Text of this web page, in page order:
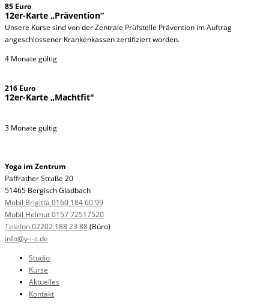
85 Euro
12er-Karte „Prävention“
Unsere Kurse sind von der Zentrale Prüfstelle Prävention im Auftrag
angeschlossener Krankenkassen zertifiziert worden.
4 Monate gültig
216 Euro
12er-Karte „Machtfit"
3 Monate gültig
Yoga im Zentrum
Paffrather Straße 20
51465 Bergisch Gladbach
Mobil Brigitta 0160 184 60 99
Mobil Helmut 0157 72517520
Telefon 02202 188 23 88(Büro)
info@y-i-z.de
Studio
Kurse
Aktuelles
Kontakt